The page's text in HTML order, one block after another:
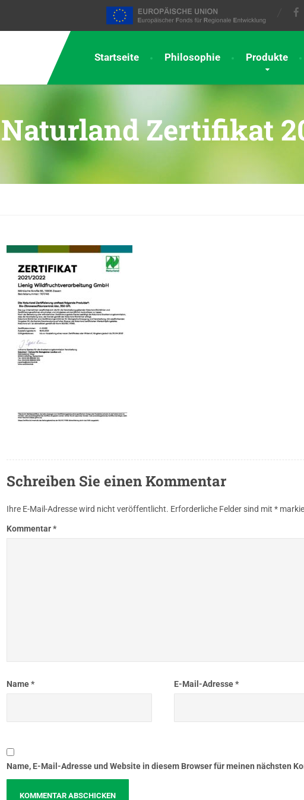
Startseite Philosophie Produkte
Naturland Zertifikat
Schreiben Sie einen Kommentar
Ihre E-Mail-Adresse wird nicht veröffentlicht. Erforderliche Felder sind mit *
Kommentar*
Name* E-Mail-Adresse*
Name, E-Mail-Adresse und Website in diesem Browser für meinen nächsten